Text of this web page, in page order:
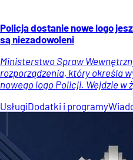
Policja dostanie nowe logo
są niezadowoleni
Ministerstwo Spraw
rozporządzenia, który określa
nowego logo Policji. Wejdzie w
UsługiDodatki i programy